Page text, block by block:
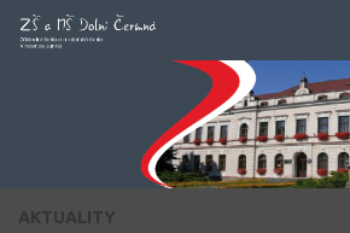
Skip to content
AKTUALITY